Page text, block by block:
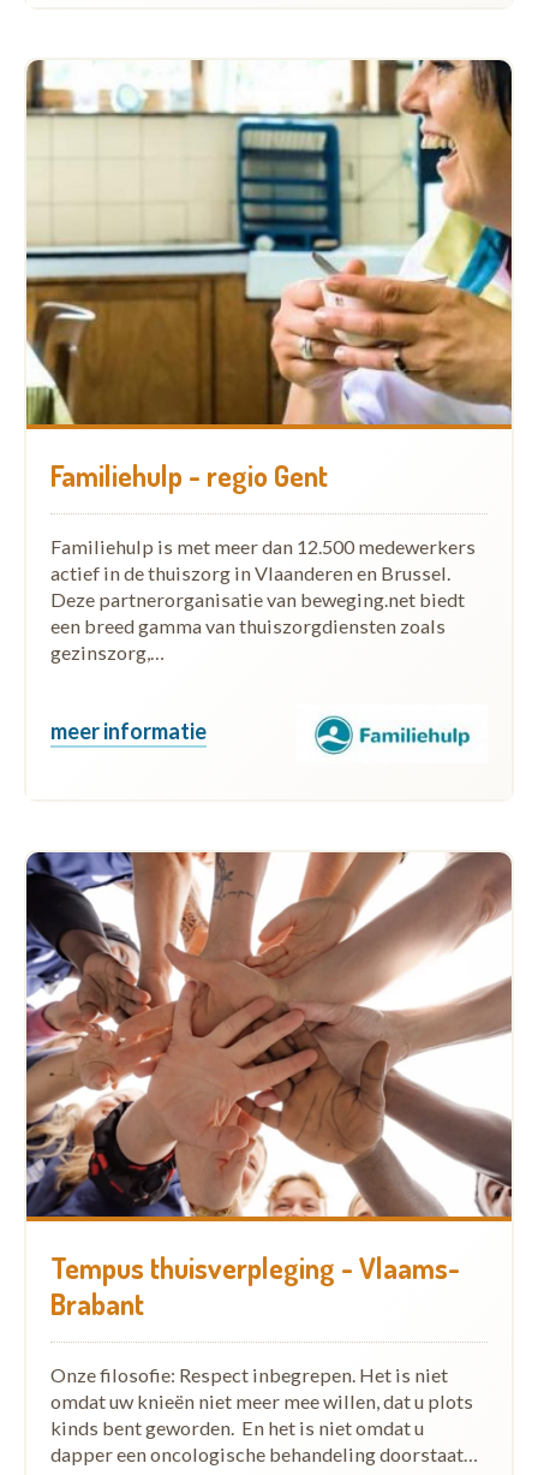
Familiehulp - regio Gent
Familiehulp is met meer dan 12.500 medewerkers
actief in de thuiszorg in Vlaanderen en Brussel.
Deze partnerorganisatie van beweging.net biedt
een breed gamma van thuiszorgdiensten zoals
gezinszorg,…
meer informatie
Tempus thuisverpleging - Vlaams-
Brabant
Onze filosofie: Respect inbegrepen. Het is niet
omdat uw knieën niet meer mee willen, dat u plots
kinds bent geworden. En het is niet omdat u
dapper een oncologische behandeling doorstaat…